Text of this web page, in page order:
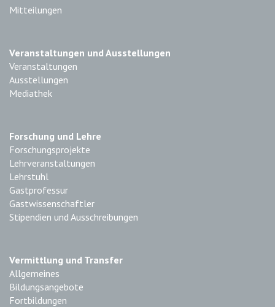
Mitteilungen
Veranstaltungen und Ausstellungen
Veranstaltungen
Ausstellungen
Mediathek
Forschung und Lehre
Forschungsprojekte
Lehrveranstaltungen
Lehrstuhl
Gastprofessur
Gastwissenschaftler
Stipendien und Ausschreibungen
Vermittlung und Transfer
Allgemeines
Bildungsangebote
Fortbildungen